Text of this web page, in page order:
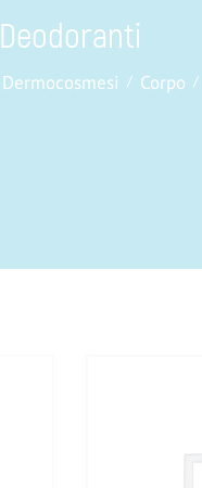
Deodoranti
Dermocosmesi Corpo